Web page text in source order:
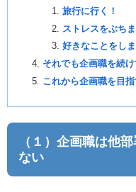
旅行に行く！
ストレスをぶちま
好きなことをしま
それでも企画職を続
これから企画職を目
（１）企画職は他
ない